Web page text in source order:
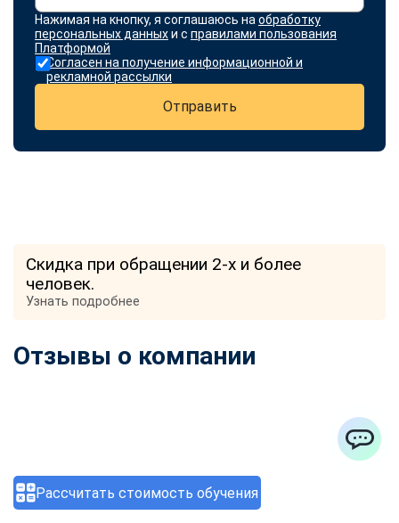
Рассчитать стоимость обучения
Нажимая на кнопку, я соглашаюсь на обработку
персональных данныхи с правилами пользования
Платформой
Согласен на получение информационной и
рекламной рассылки
Отправить
Скидка при обращении 2-х и более
человек.
Узнать подробнее
Отзывы о компании